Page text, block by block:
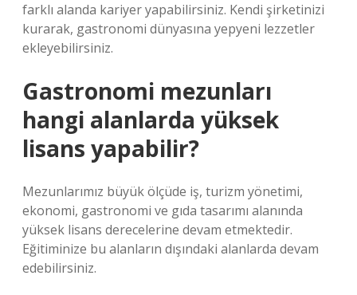
farklı alanda kariyer yapabilirsiniz. Kendi şirketinizi
kurarak, gastronomi dünyasına yepyeni lezzetler
ekleyebilirsiniz.
Gastronomi mezunları
hangi alanlarda yüksek
lisans yapabilir?
Mezunlarımız büyük ölçüde iş, turizm yönetimi,
ekonomi, gastronomi ve gıda tasarımı alanında
yüksek lisans derecelerine devam etmektedir.
Eğitiminize bu alanların dışındaki alanlarda devam
edebilirsiniz.